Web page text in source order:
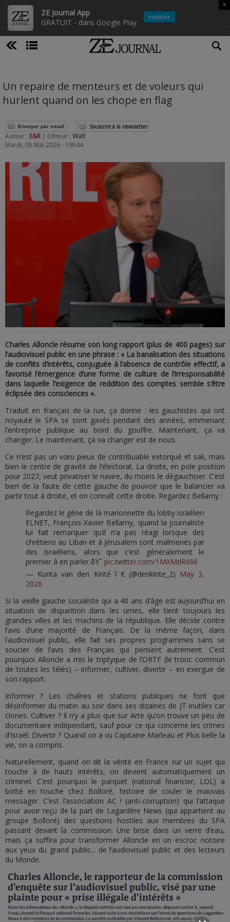
ZE Journal App
GRATUIT - dans Google Play
x
Installer
Un repaire de menteurs et de voleurs qui
hurlent quand on les chope en flag
Envoyer par email Souscrire à la newsletter
Auteur : E&R | Editeur : Walt
Mardi, 05 Mai 2026 - 19h44
Charles Alloncle résume son long rapport (plus de 400 pages) sur
l’audiovisuel public en une phrase : « La banalisation des situations
de conflits d’intérêts, conjuguée à l’absence de contrôle effectif, a
favorisé l’émergence d’une forme de culture de l’irresponsabilité
dans laquelle l’exigence de reddition des comptes semble s’être
éclipsée des consciences ».
Traduit en français de la rue, ça donne : les gauchistes qui ont
noyauté le SPA se sont gavés pendant des années, emmenant
l’entreprise publique au bord du gouffre. Maintenant, ça va
changer. Le maintenant, ça va changer est de nous.
Ce n’est pas un vœu pieux de contribuable extorqué et sali, mais
bien le centre de gravité de l’électorat. La droite, en pole position
pour 2027, veut privatiser le navire, du moins le dégauchiser. C’est
bien de la faute de cette gauche de pouvoir que le balancier va
partir tout à droite, et on connaît cette droite. Regardez Bellamy :
Regardez le gène de la marionnette du lobby israélien
ELNET, François-Xavier Bellamy, quand la journaliste
lui fait remarquer qu’il n’a pas réagi lorsque des
chrétiens au Liban et à Jérusalem sont malmenés par
des Israéliens, alors que c’est généralement le
premier à en parler.ðŸ˜ pic.twitter.com/1MXMdRIi66
— Kunta van den Kinté î¨€ (@denkinte_2) May 3,
2026
Si la vieille gauche socialiste qui a 40 ans d’âge est aujourd’hui en
situation de disparition dans les urnes, elle tient toujours les
grandes villes et les machins de la république. Elle décide contre
l’avis d’une majorité de Français. De la même façon, dans
l’audiovisuel public, elle fait ses propres programmes sans se
soucier de l’avis des Français qui pensent autrement. C’est
pourquoi Alloncle a mis le triptyque de l’ORTF (le tronc commun
de toutes les télés) – informer, cultiver, divertir – en exergue de
son rapport.
Informer ? Les chaînes et stations publiques ne font que
désinformer du matin au soir dans ses dizaines de JT inutiles car
clones. Cultiver ? Il n’y a plus que sur Arte qu’on trouve un peu de
documentaire indépendant, sauf pour ce qui concerne les crimes
d’Israël. Divertir ? Quand on a vu Capitaine Marleau et Plus belle la
vie, on a compris.
Naturellement, quand on dit la vérité en France sur un sujet qui
touche à de hauts intérêts, on devient automatiquement un
criminel. C’est pourquoi le parquet (national financier, LOL) a
botté en touche chez Bolloré, histoire de couler le mauvais
messager. C’est l’association AC ! (anti-corruption) qui l’attaque
pour avoir reçu de la part de Lagardère News (qui appartient au
groupe Bolloré) des questions hostiles aux membres du SPA
passant devant la commission. Une brise dans un verre d’eau,
mais ça suffira pour transformer Alloncle en un escroc notoire
aux yeux du grand public... de l’audiovisuel public et des lecteurs
du Monde.